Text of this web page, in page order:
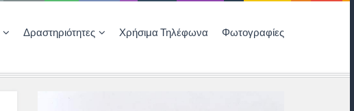
Δραστηριότητες Χρήσιμα Τηλέφωνα Φωτογραφίες